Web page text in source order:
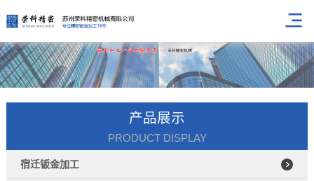
产品展示
PRODUCT DISPLAY
宿迁钣金加工